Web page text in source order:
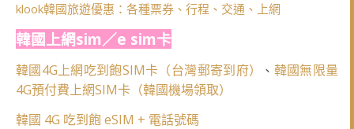
klook韓國旅遊優惠：各種票券、行程、交通、上網
韓國上網sim／e sim卡
韓國4G上網吃到飽SIM卡（台灣郵寄到府） 、 韓國無限量
4G預付費上網SIM卡（韓國機場領取）
韓國 4G 吃到飽 eSIM + 電話號碼